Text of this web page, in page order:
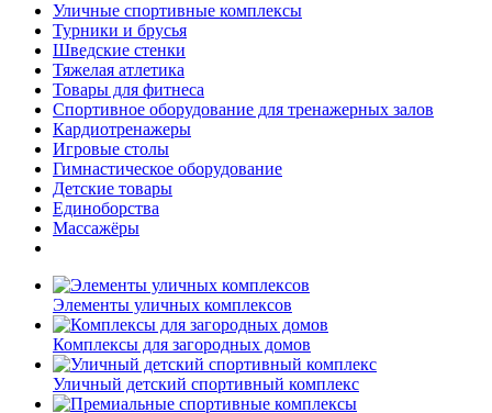
Уличные спортивные комплексы
Турники и брусья
Шведские стенки
Тяжелая атлетика
Товары для фитнеса
Спортивное оборудование для тренажерных залов
Кардиотренажеры
Игровые столы
Гимнастическое оборудование
Детские товары
Единоборства
Массажёры
Элементы уличных комплексов
Комплексы для загородных домов
Уличный детский спортивный комплекс